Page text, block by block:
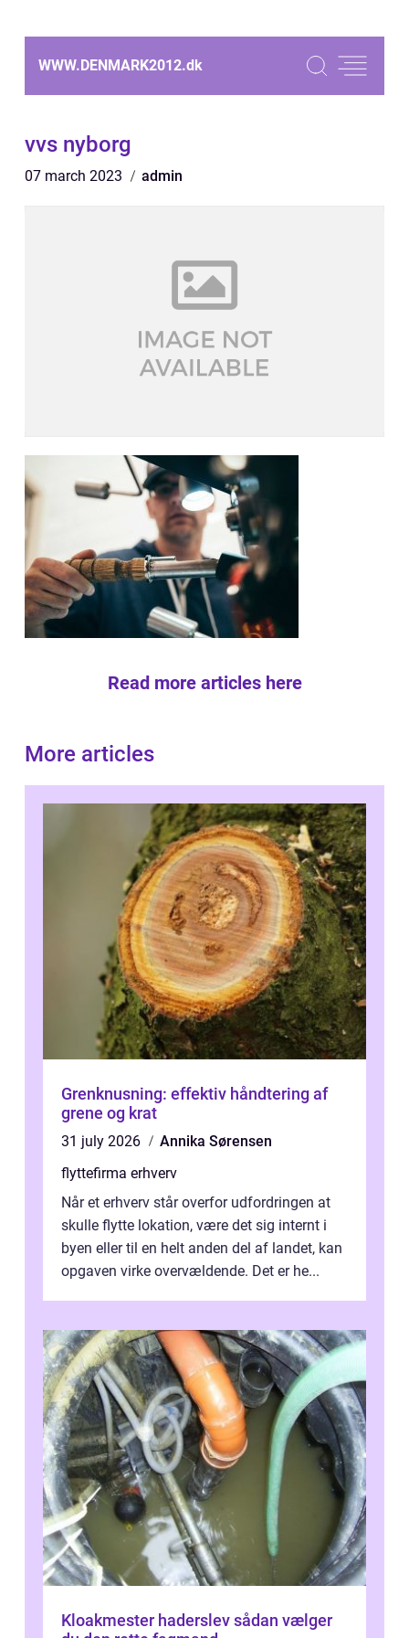
WWW.DENMARK2012.dk
vvs nyborg
07 march 2023 admin
Read more articles here
More articles
Grenknusning: effektiv håndtering af
grene og krat
31 july 2026
Annika Sørensen
flyttefirma erhverv
Når et erhverv står overfor udfordringen at
skulle flytte lokation, være det sig internt i
byen eller til en helt anden del af landet, kan
opgaven virke overvældende. Det er he...
Kloakmester haderslev sådan vælger